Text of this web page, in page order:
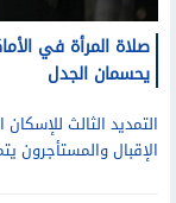
صلاة المرأة في
يحسمان الجدل
التمديد الثالث
الإقبال والمستأجرون